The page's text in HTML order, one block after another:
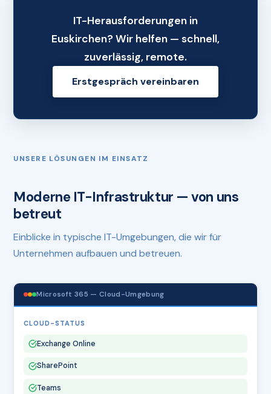
IT-Herausforderungen in
Euskirchen? Wir helfen — schnell,
zuverlässig, remote.
Erstgespräch vereinbaren
UNSERE LÖSUNGEN IM EINSATZ
Moderne IT-Infrastruktur — von uns
betreut
Einblicke in typische IT-Umgebungen, die wir für
Unternehmen aufbauen und betreuen.
Microsoft 365 — Cloud-Umgebung
CLOUD-STATUS
Exchange Online
SharePoint
Teams